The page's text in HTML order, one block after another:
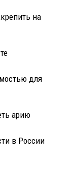
на
для
арию
в России